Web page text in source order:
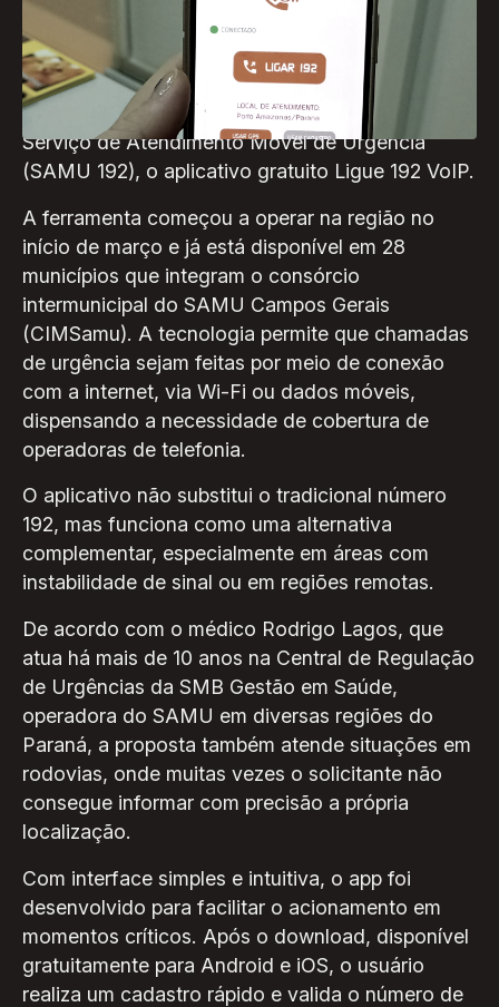
tornar um obstáculo crítico. Para enfrentar esse
desafio, moradores de Ponta Grossa e outros
municípios dos Campos Gerais passaram a
contar com uma nova alternativa para acionar o
Serviço de Atendimento Móvel de Urgência
(SAMU 192), o aplicativo gratuito Ligue 192 VoIP.
A ferramenta começou a operar na região no
início de março e já está disponível em 28
municípios que integram o consórcio
intermunicipal do SAMU Campos Gerais
(CIMSamu). A tecnologia permite que chamadas
de urgência sejam feitas por meio de conexão
com a internet, via Wi-Fi ou dados móveis,
dispensando a necessidade de cobertura de
operadoras de telefonia.
O aplicativo não substitui o tradicional número
192, mas funciona como uma alternativa
complementar, especialmente em áreas com
instabilidade de sinal ou em regiões remotas.
De acordo com o médico Rodrigo Lagos, que
atua há mais de 10 anos na Central de Regulação
de Urgências da SMB Gestão em Saúde,
operadora do SAMU em diversas regiões do
Paraná, a proposta também atende situações em
rodovias, onde muitas vezes o solicitante não
consegue informar com precisão a própria
localização.
Com interface simples e intuitiva, o app foi
desenvolvido para facilitar o acionamento em
momentos críticos. Após o download, disponível
gratuitamente para Android e iOS, o usuário
realiza um cadastro rápido e valida o número de